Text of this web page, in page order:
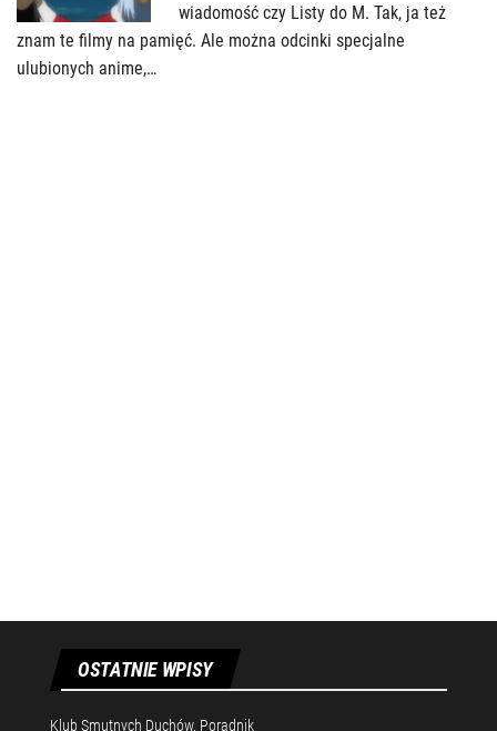
wiadomość czy Listy do M. Tak, ja też
znam te filmy na pamięć. Ale można odcinki specjalne
ulubionych anime,…
OSTATNIE WPISY
Klub Smutnych Duchów. Poradnik